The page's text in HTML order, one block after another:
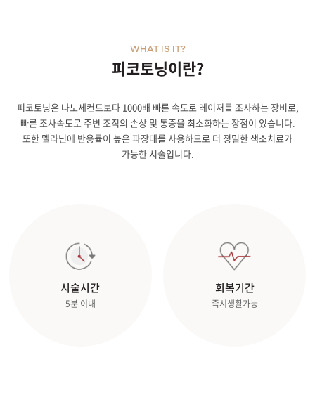
피코토닝이란?
WHAT IS IT?
피코토닝은 나노세컨드보다 1000배 빠른 속도로 레이저를 조사하는 장비로,
빠른 조사속도로 주변 조직의 손상 및 통증을 최소화하는 장점이 있습니다.
또한 멜라닌에 반응률이 높은 파장대를 사용하므로 더 정밀한 색소치료가
가능한 시술입니다.
시술시간
5분 이내
회복기간
즉시생활가능